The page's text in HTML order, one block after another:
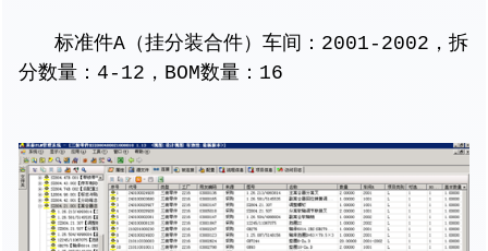
标准件A（挂分装合件）车间：2001-2002，拆
分数量：4-12，BOM数量：16